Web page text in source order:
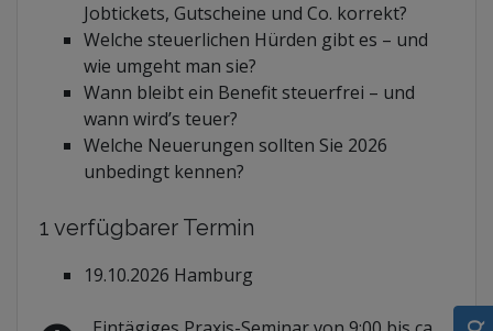
Jobtickets, Gutscheine und Co. korrekt?
Welche steuerlichen Hürden gibt es – und
wie umgeht man sie?
Wann bleibt ein Benefit steuerfrei – und
wann wird’s teuer?
Welche Neuerungen sollten Sie 2026
unbedingt kennen?
1 verfügbarer Termin
19.10.2026 Hamburg